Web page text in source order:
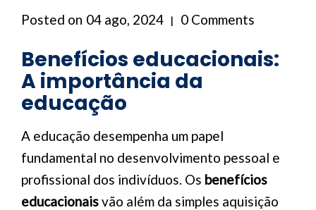
Posted on 04 ago, 2024 0 Comments
Benefícios educacionais:
A importância da
educação
A educação desempenha um papel
fundamental no desenvolvimento pessoal e
profissional dos indivíduos. Os benefícios
educacionaisvão além da simples aquisição